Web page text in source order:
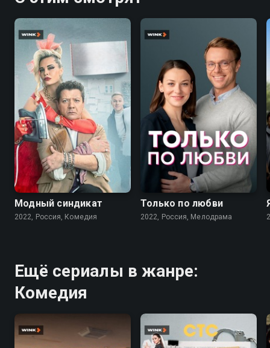
7.6
Модный синдикат
2022, Россия, Комедия
Только по любви
2022, Россия, Мелодрама
Ещё сериалы в жанре:
Комедия